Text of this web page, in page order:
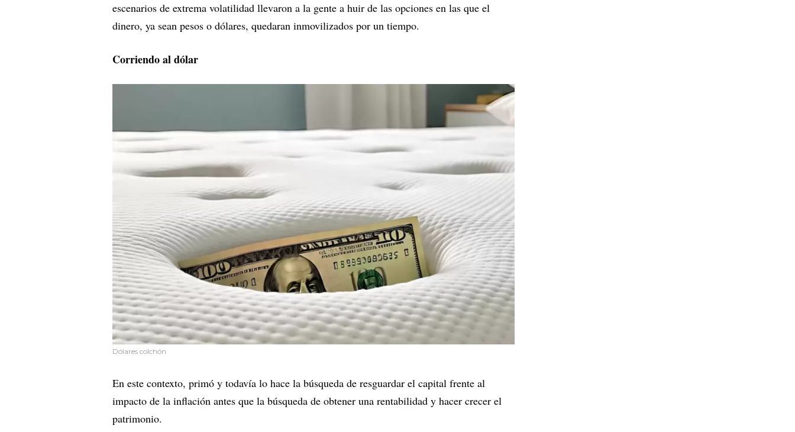
escenarios de extrema volatilidad llevaron a la gente a huir de las opciones en las que el
dinero, ya sean pesos o dólares, quedaran inmovilizados por un tiempo.
Corriendo al dólar
Dólares colchón
En este contexto, primó y todavía lo hace la búsqueda de resguardar el capital frente al
impacto de la inflación antes que la búsqueda de obtener una rentabilidad y hacer crecer el
patrimonio.